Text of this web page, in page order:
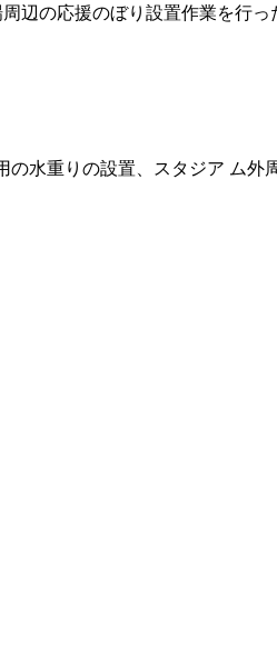
辺の応援のぼり設置作業を行っ
水重りの設置、スタジア ム外